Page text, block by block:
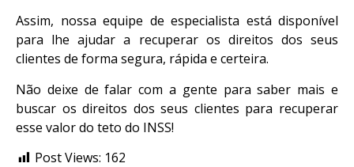
Assim, nossa equipe de especialista está disponível
para lhe ajudar a recuperar os direitos dos seus
clientes de forma segura, rápida e certeira.
Não deixe de falar com a gente para saber mais e
buscar os direitos dos seus clientes para recuperar
esse valor do teto do INSS!
Post Views: 162